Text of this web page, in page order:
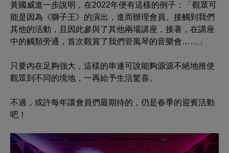
黃國威進一步說明，在2022年便有這樣的例子：「觀眾可
能是因為《獅子王》的演出，進而辦理會員、接觸到我們
其他的活動，且因此參與了其他兩場講座，接著，在講座
中的觸類旁通，首次觀賞了我們管風琴的音樂會……」
只要內在足夠強大，這樣的串連可說能夠源源不絕地推使
觀眾到不同的境地，一再給予生活驚喜。
不過，或許每年讓會員們最期待的，仍是春季的迎賓活動
吧！